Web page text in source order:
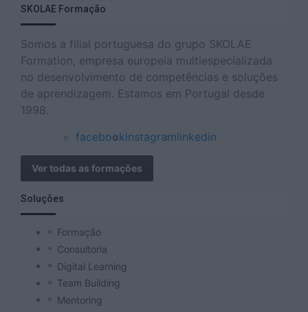
SKOLAE Formação
Somos a filial portuguesa do grupo SKOLAE
Formation, empresa europeia multiespecializada
no desenvolvimento de competências e soluções
de aprendizagem. Estamos em Portugal desde
1998.
facebookinstagramlinkedin
Ver todas as formações
Soluções
Formação
Consultoria
Digital Learning
Team Building
Mentoring